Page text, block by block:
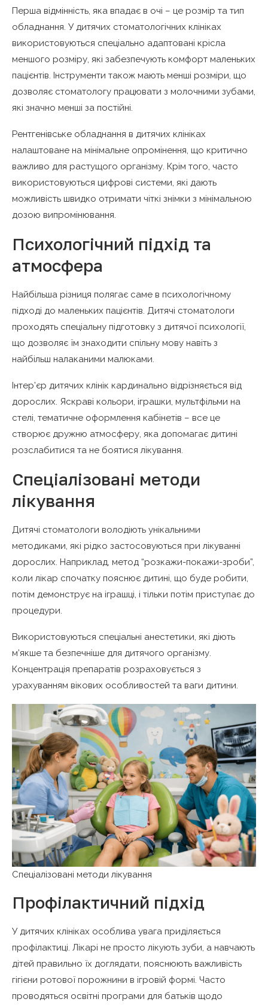
Перша відмінність, яка впадає в очі – це розмір та тип
обладнання. У дитячих стоматологічних клініках
використовуються спеціально адаптовані крісла
меншого розміру, які забезпечують комфорт маленьких
пацієнтів. Інструменти також мають менші розміри, що
дозволяє стоматологу працювати з молочними зубами,
які значно менші за постійні.
Рентгенівське обладнання в дитячих клініках
налаштоване на мінімальне опромінення, що критично
важливо для растущого організму. Крім того, часто
використовуються цифрові системи, які дають
можливість швидко отримати чіткі знімки з мінімальною
дозою випромінювання.
Психологічний підхід та
атмосфера
Найбільша різниця полягає саме в психологічному
підході до маленьких пацієнтів. Дитячі стоматологи
проходять спеціальну підготовку з дитячої психології,
що дозволяє їм знаходити спільну мову навіть з
найбільш налаканими малюками.
Інтер’єр дитячих клінік кардинально відрізняється від
дорослих. Яскраві кольори, іграшки, мультфільми на
стелі, тематичне оформлення кабінетів – все це
створює дружню атмосферу, яка допомагає дитині
розслабитися та не боятися лікування.
Спеціалізовані методи
лікування
Дитячі стоматологи володіють унікальними
методиками, які рідко застосовуються при лікуванні
дорослих. Наприклад, метод “розкажи-покажи-зроби”,
коли лікар спочатку пояснює дитині, що буде робити,
потім демонструє на іграшці, і тільки потім приступає до
процедури.
Використовуються спеціальні анестетики, які діють
м’якше та безпечніше для дитячого організму.
Концентрація препаратів розраховується з
урахуванням вікових особливостей та ваги дитини.
Спеціалізовані методи лікування
Профілактичний підхід
У дитячих клініках особлива увага приділяється
профілактиці. Лікарі не просто лікують зуби, а навчають
дітей правильно їх доглядати, пояснюють важливість
гігієни ротової порожнини в ігровій формі. Часто
проводяться освітні програми для батьків щодо